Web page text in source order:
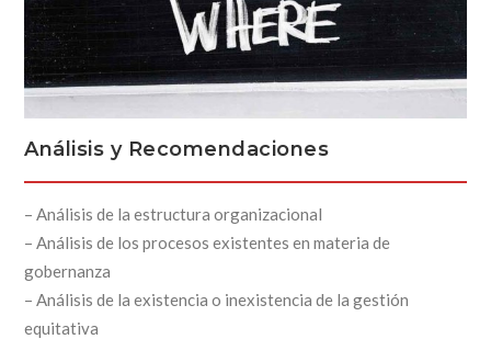
Análisis y Recomendaciones
– Análisis de la estructura organizacional
– Análisis de los procesos existentes en materia de
gobernanza
– Análisis de la existencia o inexistencia de la gestión
equitativa